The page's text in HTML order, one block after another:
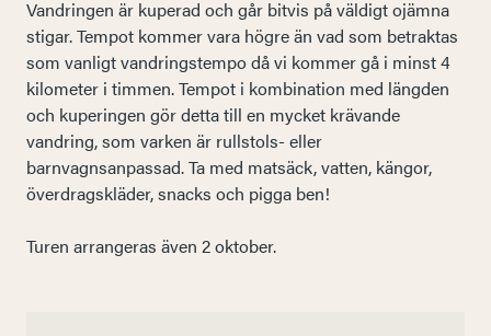
Vandringen är kuperad och går bitvis på väldigt ojämna
stigar. Tempot kommer vara högre än vad som betraktas
som vanligt vandringstempo då vi kommer gå i minst 4
kilometer i timmen. Tempot i kombination med längden
och kuperingen gör detta till en mycket krävande
vandring, som varken är rullstols- eller
barnvagnsanpassad. Ta med matsäck, vatten, kängor,
överdragskläder, snacks och pigga ben!
Turen arrangeras även 2 oktober.